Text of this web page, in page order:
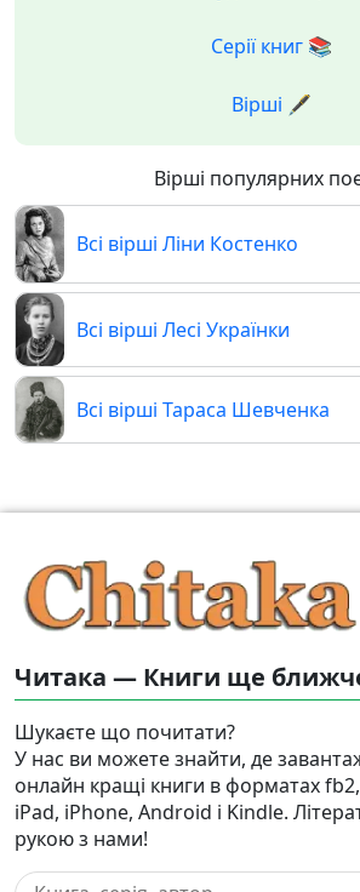
Серії книг 📚
Вірші 🖋️
Вірші популярних
Всі вірші Ліни Костенко
Всі вірші Лесі Українки
Всі вірші Тараса Шевченка
Читака — Книги ще
Шукаєте що почитати?
У нас ви можете знайти, де
онлайн кращі книги в форматах
iPad, iPhone, Android і Kindle.
рукою з нами!